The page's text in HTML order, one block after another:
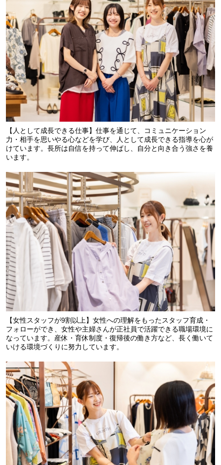
【人として成長できる仕事】仕事を通じて、コミュニケーション
力・相手を思いやる心などを学び、人として成長できる指導を心が
けています。長所は自信を持って伸ばし、自分と向き合う強さを養
います。
【女性スタッフが9割以上】女性への理解をもったスタッフ育成・
フォローができ、女性や主婦さんが正社員で活躍できる職場環境に
なっています。産休・育休制度・復帰後の働き方など、長く働いて
いける環境づくりに努力しています。